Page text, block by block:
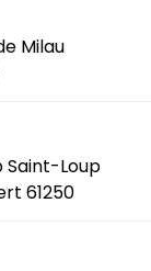
Milau
Saint-Loup
61250